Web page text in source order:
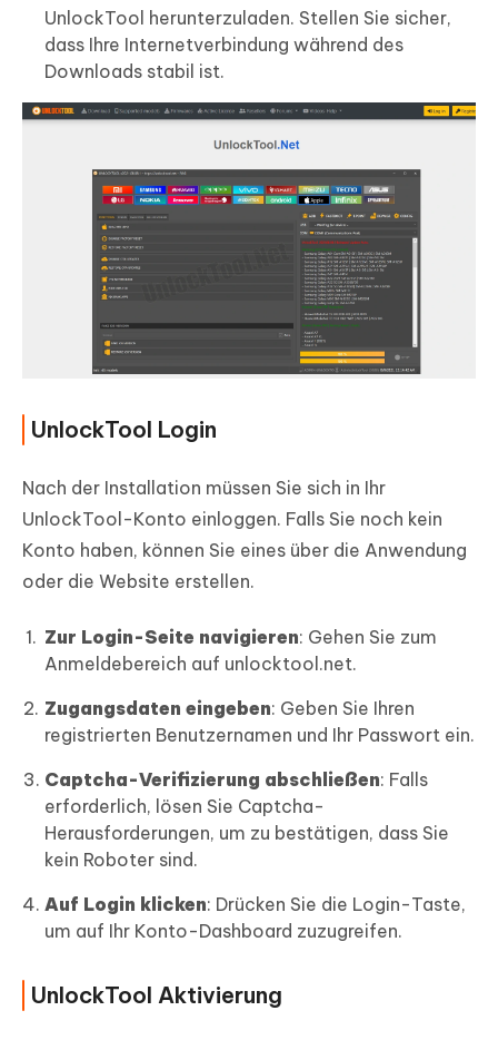
UnlockTool herunterzuladen. Stellen Sie sicher,
dass Ihre Internetverbindung während des
Downloads stabil ist.
UnlockTool Login
Nach der Installation müssen Sie sich in Ihr
UnlockTool-Konto einloggen. Falls Sie noch kein
Konto haben, können Sie eines über die Anwendung
oder die Website erstellen.
Zur Login-Seite navigieren: Gehen Sie zum
Anmeldebereich auf unlocktool.net.
Zugangsdaten eingeben: Geben Sie Ihren
registrierten Benutzernamen und Ihr Passwort ein.
Captcha-Verifizierung abschließen: Falls
erforderlich, lösen Sie Captcha-
Herausforderungen, um zu bestätigen, dass Sie
kein Roboter sind.
Auf Login klicken: Drücken Sie die Login-Taste,
um auf Ihr Konto-Dashboard zuzugreifen.
UnlockTool Aktivierung